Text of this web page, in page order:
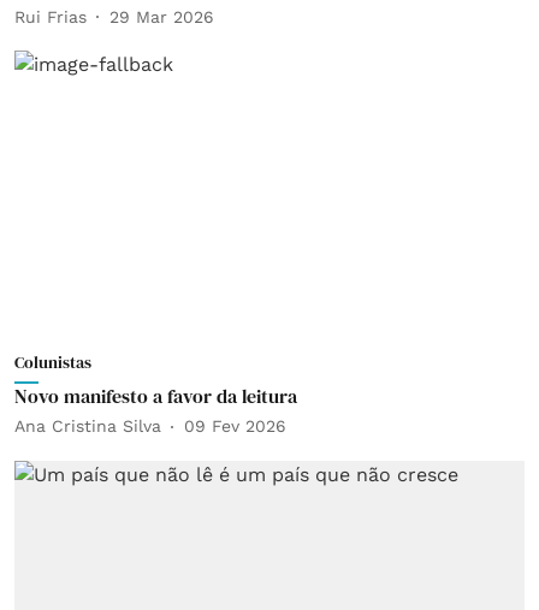
Rui Frias 29 Mar 2026
Colunistas
Novo manifesto a favor da leitura
Ana Cristina Silva 09 Fev 2026